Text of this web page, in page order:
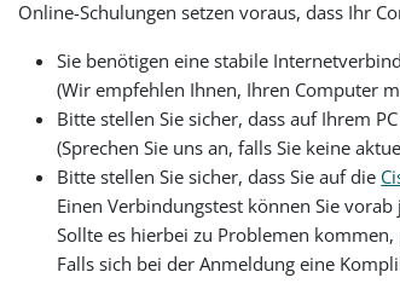
Online-Schulungen setzen voraus, dass Ihr
Sie benötigen eine stabile
(Wir empfehlen Ihnen, Ihren Computer
Bitte stellen Sie sicher, dass auf Ihrem
(Sprechen Sie uns an, falls Sie keine
Bitte stellen Sie sicher, dass Sie auf die
Einen Verbindungstest können Sie
Sollte es hierbei zu Problemen
Falls sich bei der Anmeldung eine